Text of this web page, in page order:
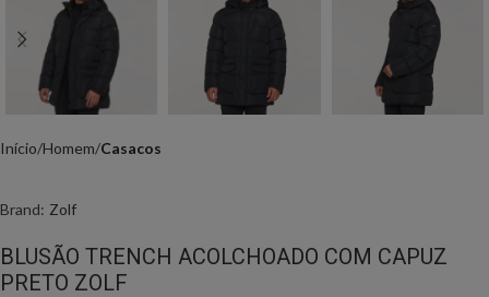
Início Homem Casacos
Brand: Zolf
BLUSÃO TRENCH ACOLCHOADO COM CAPUZ
PRETO ZOLF